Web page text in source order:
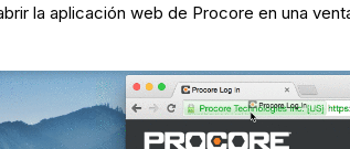
la aplicación web de Procore en una